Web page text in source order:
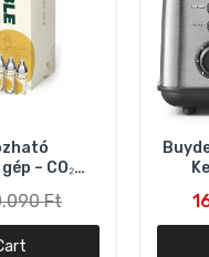
Buydeem DT620E
Fokozat
16.990 Ft
32.990 Ft
Buydeem DT640E
Fokozat
18.790 Ft
34.990 Ft
– CO₂
Ft